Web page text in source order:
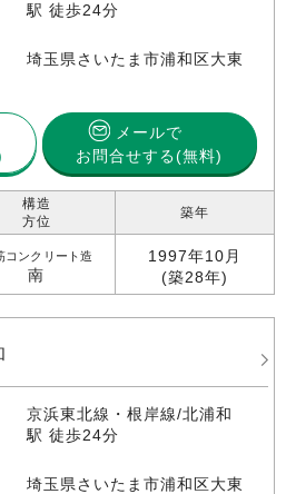
駅 徒歩24分
埼玉県さいたま市浦和区大東
メールで
お問合せする(無料)
構造
方位
コンクリート造
南
築年
1997年10月
(築28年)
京浜東北線・根岸線/北浦和
駅 徒歩24分
埼玉県さいたま市浦和区大東